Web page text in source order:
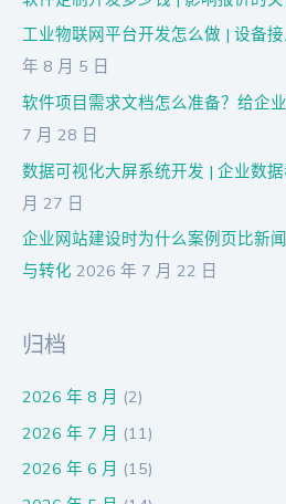
工业物联网平台开发怎么做 | 设备
年 8 月 5 日
软件项目需求文档怎么准备？给企
7 月 28 日
数据可视化大屏系统开发 | 企业数
月 27 日
企业网站建设时为什么案例页比新
与转化 2026 年 7 月 22 日
归档
2026 年 8 月 (2)
2026 年 7 月 (11)
2026 年 6 月 (15)